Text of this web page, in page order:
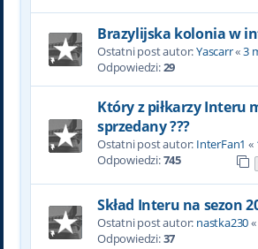
Brazylijska kolonia w
Ostatni post autor:Yascarr«3
Odpowiedzi:29
Który z piłkarzy Interu
sprzedany ???
Ostatni post autor: InterFan1 «
Odpowiedzi:745
Skład Interu na sezon
Ostatni post autor: nastka230«
Odpowiedzi:37